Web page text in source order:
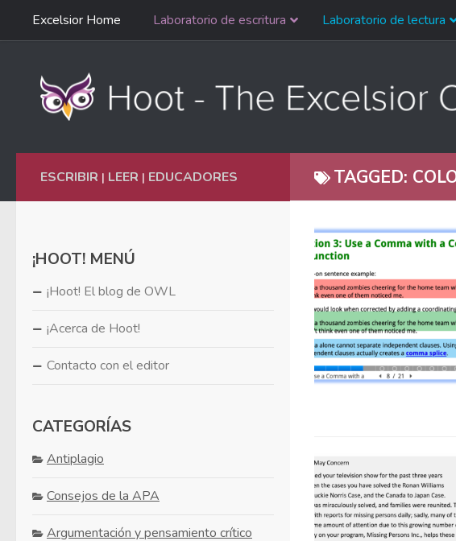
Ir al contenido
navegación
Excelsior Home Laboratorio de escritura Laboratorio de lectura
TAGGED:
ESCRIBIR | LEER | EDUCADORES
¡HOOT! MENÚ
¡Hoot! El blog de OWL
¡Acerca de Hoot!
Contacto con el editor
CATEGORÍAS
Antiplagio
Consejos de la APA
Argumentación y pensamiento crítico